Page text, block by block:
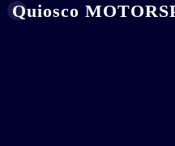
Quiosco